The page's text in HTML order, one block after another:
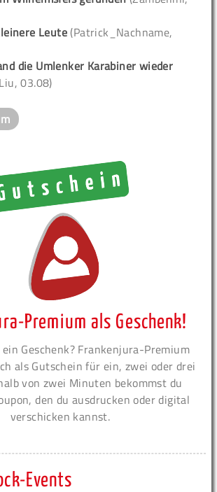
Leute (Patrick_Nachname,
die Umlenker Karabiner wieder
03.08)
Premium als Geschenk!
Geschenk? Frankenjura-Premium
als Gutschein für ein, zwei oder drei
von zwei Minuten bekommst du
den du ausdrucken oder digital
verschicken kannst.
Events